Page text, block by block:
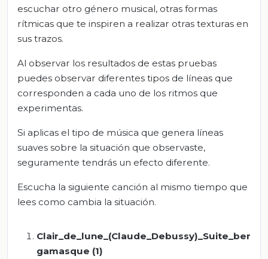
escuchar otro género musical, otras formas
rítmicas que te inspiren a realizar otras texturas en
sus trazos.
Al observar los resultados de estas pruebas
puedes observar diferentes tipos de líneas que
corresponden a cada uno de los ritmos que
experimentas.
Si aplicas el tipo de música que genera líneas
suaves sobre la situación que observaste,
seguramente tendrás un efecto diferente.
Escucha la siguiente canción al mismo tiempo que
lees como cambia la situación.
Clair_de_lune _(Claude_ Debussy)_ Suite_ber
gamasque (1)